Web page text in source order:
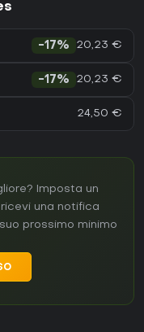
-17% 20,23 €
-17% 20,23 €
24,50 €
Imposta un
una notifica
prossimo minimo